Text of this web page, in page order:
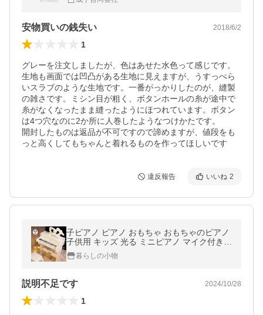
ボレロジレンチ 普段着 トップス
安物買いの銭失い 2018/6/2
1
グレーを注文しましたが、色はあせた水色って感じです。
生地も画面では凹凸がある生地に見えますが、うすっぺら
いスラブのような生地です。一番がっかりしたのが、縫製
の雑さです。ミシン目が粗く、ボタンホールの糸が途中で
糸がなくなったまま縫ったようにほつれています。ボタン
は4つ穴なのに2か所に人巻したようなつけかたです。
開封したものは返品が不可ですので諦めますが、値段をも
っと高くしてもちゃんと着れるものを作ってほしいです
違反報告 いいね 2
子ピアノ ピアノ おもちゃ おもちゃのピアノ
子供用 キッズ 光る ミニピアノ マイク付き
電子 キーボード 多機能 こどもの日
暮らしの小物
説明不足です 2024/10/28
1